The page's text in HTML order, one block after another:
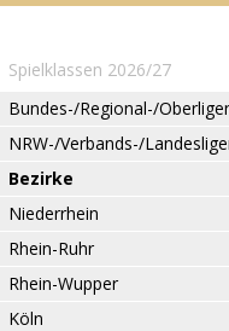
Spielklassen 2026/27
Bundes-/Regional-/
NRW-/Verbands-/
Bezirke
Niederrhein
Rhein-Ruhr
Rhein-Wupper
Köln